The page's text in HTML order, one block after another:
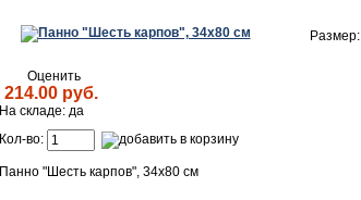
Размер:
Оценить
214.00 руб.
На складе: да
Кол-во:
Панно "Шесть карпов", 34х80 см